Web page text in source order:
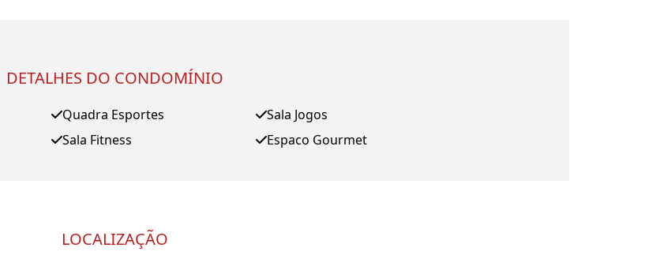
DETALHES DO CONDOMÍNIO
Quadra Esportes
Sala Fitness
Sala Jogos
Espaco Gourmet
LOCALIZAÇÃO